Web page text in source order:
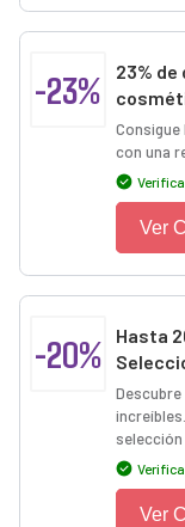
-23%
23%
con una
Ver
-20%
Hasta
selección
Ver